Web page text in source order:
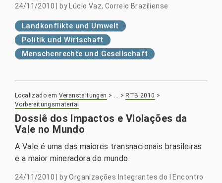
24/11/2010 by Lúcio Vaz, Correio Braziliense
Landkonflikte und Umwelt
Politik und Wirtschaft
Menschenrechte und Gesellschaft
Localizado em Veranstaltungen > … > RTB 2010 >
Vorbereitungsmaterial
Dossiê dos Impactos e Violações da
Vale no Mundo
A Vale é uma das maiores transnacionais brasileiras
e a maior mineradora do mundo.
24/11/2010 byOrganizações Integrantes do I Encontro